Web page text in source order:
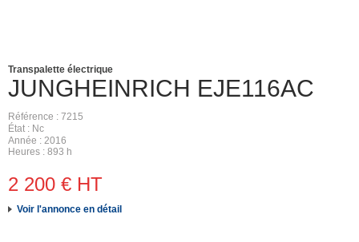
JUNGHEINRICH EJE116AC
Transpalette électrique
Référence
7215
État
Nc
Année
2016
Heures
893 h
2 200 € HT
Voir l'annonce en détail